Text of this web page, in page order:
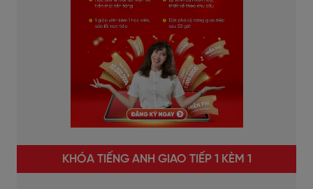
KHÓA TIẾNG ANH GIAO TIẾP 1 KÈM 1